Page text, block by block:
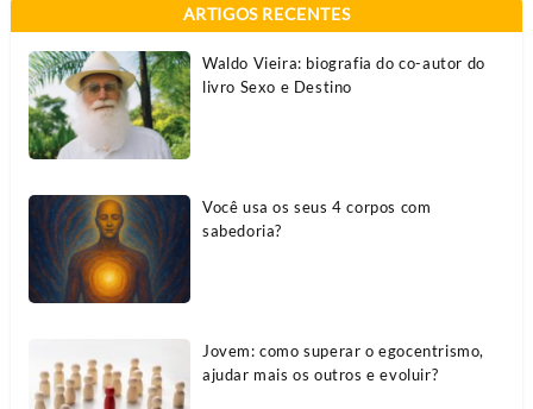
ARTIGOS RECENTES
Waldo Vieira: biografia do co-autor do
livro Sexo e Destino
Você usa os seus 4 corpos com
sabedoria?
Jovem: como superar o egocentrismo,
ajudar mais os outros e evoluir?